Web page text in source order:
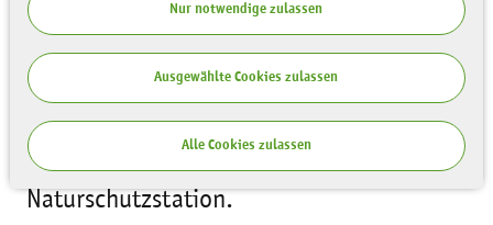
Nur notwendige zulassen
Ausgewählte Cookies zulassen
Alle Cookies zulassen
Seit 1995 unterhält das Umweltamt der
Stadt Chemnitz im Stadtteil Gablenz eine
Naturschutzstation.